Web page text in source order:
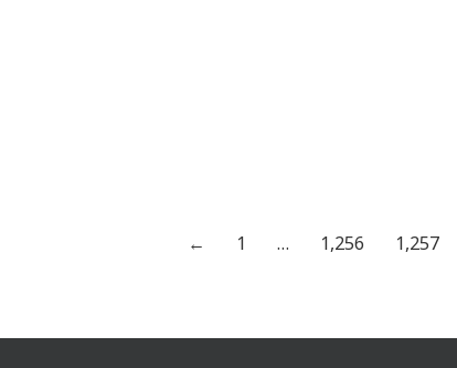
← 1 … 1,256 1,257